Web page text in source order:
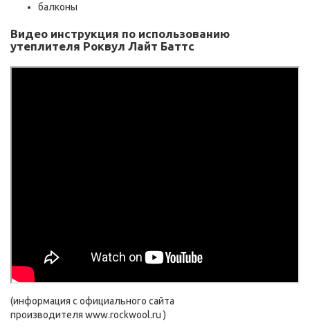
балконы
Видео инструкция по использованию
утеплителя Роквул Лайт Баттс
(информация с официального сайта
производителя www.rockwool.ru )